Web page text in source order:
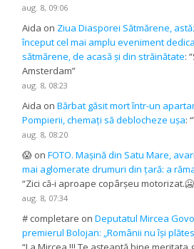
aug. 8, 09:06
Aida on Ziua Diasporei Sătmărene,
început cel mai amplu eveniment
sătmărene, de acasă și din străinătate: “
Amsterdam”
aug. 8, 08:23
Aida onBărbat găsit mort într-un
Pompierii, chemați să deblocheze ușa: “
aug. 8, 08:20
😱 onFOTO. Mașină din Satu Mare,
mai aglomerate drumuri din țară: a
“Zici că-i aproape copârșeu motorizat.🥶
aug. 8, 07:34
# completare onDeputatul Mircea
premierul Bolojan: „Românii nu își